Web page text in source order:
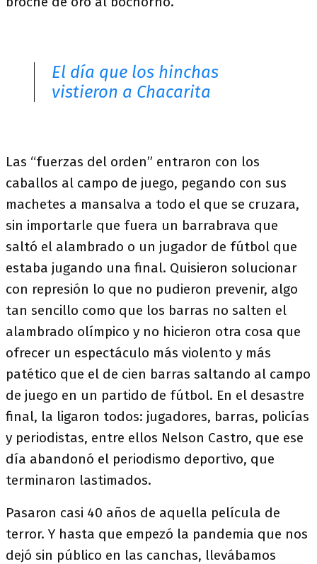
El día que los hinchas
vistieron a Chacarita
Las “fuerzas del orden” entraron con los
caballos al campo de juego, pegando con sus
machetes a mansalva a todo el que se cruzara,
sin importarle que fuera un barrabrava que
saltó el alambrado o un jugador de fútbol que
estaba jugando una final. Quisieron solucionar
con represión lo que no pudieron prevenir, algo
tan sencillo como que los barras no salten el
alambrado olímpico y no hicieron otra cosa que
ofrecer un espectáculo más violento y más
patético que el de cien barras saltando al campo
de juego en un partido de fútbol. En el desastre
final, la ligaron todos: jugadores, barras, policías
y periodistas, entre ellos Nelson Castro, que ese
día abandonó el periodismo deportivo, que
terminaron lastimados.
Pasaron casi 40 años de aquella película de
terror. Y hasta que empezó la pandemia que nos
dejó sin público en las canchas, llevábamos